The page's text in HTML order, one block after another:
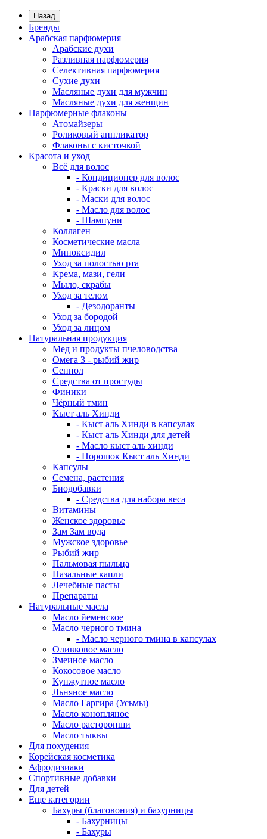
Назад
Бренды
Арабская парфюмерия
Арабские духи
Разливная парфюмерия
Селективная парфюмерия
Сухие духи
Масляные духи для мужчин
Масляные духи для женщин
Парфюмерные флаконы
Атомайзеры
Роликовый аппликатор
Флаконы с кисточкой
Красота и уход
Всё для волос
- Кондиционер для волос
- Краски для волос
- Маски для волос
- Масло для волос
- Шампуни
Коллаген
Косметические масла
Миноксидил
Уход за полостью рта
Крема, мази, гели
Мыло, скрабы
Уход за телом
- Дезодоранты
Уход за бородой
Уход за лицом
Натуральная продукция
Мед и продукты пчеловодства
Омега 3 - рыбий жир
Сеннол
Средства от простуды
Финики
Чёрный тмин
Кыст аль Хинди
- Кыст аль Хинди в капсулах
- Кыст аль Хинди для детей
- Масло кыст аль хинди
- Порошок Кыст аль Хинди
Капсулы
Семена, растения
Биодобавки
- Средства для набора веса
Витамины
Женское здоровье
Зам Зам вода
Мужское здоровье
Рыбий жир
Пальмовая пыльца
Назальные капли
Лечебные пасты
Препараты
Натуральные масла
Масло йеменское
Масло черного тмина
- Масло черного тмина в капсулах
Оливковое масло
Змеиное масло
Кокосовое масло
Кунжутное масло
Льняное масло
Масло Гаргира (Усьмы)
Масло конопляное
Масло расторопши
Масло тыквы
Для похудения
Корейская косметика
Афродизиаки
Спортивные добавки
Для детей
Еще категории
Бахуры (благовония) и бахурницы
- Бахурницы
- Бахуры